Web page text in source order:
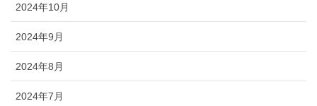
2024年10月
2024年9月
2024年8月
2024年7月